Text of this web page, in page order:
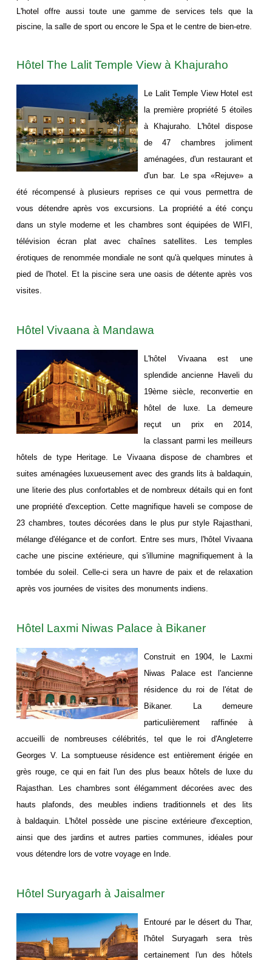
L'hotel offre aussi toute une gamme de services tels que la
piscine, la salle de sport ou encore le Spa et le centre de bien-etre.
Hôtel The Lalit Temple View à Khajuraho
Le Lalit Temple View Hotel est
la première propriété 5 étoiles
à Khajuraho. L'hôtel dispose
de 47 chambres joliment
aménagées, d'un restaurant et
d'un bar. Le spa «Rejuve» a
été récompensé à plusieurs reprises ce qui vous permettra de
vous détendre après vos excursions. La propriété a été conçu
dans un style moderne et les chambres sont équipées de WIFI,
télévision écran plat avec chaînes satellites. Les temples
érotiques de renommée mondiale ne sont qu'à quelques minutes à
pied de l'hotel. Et la piscine sera une oasis de détente après vos
visites.
Hôtel Vivaana à Mandawa
L'hôtel Vivaana est une
splendide ancienne Haveli du
19ème siècle, reconvertie en
hôtel de luxe. La demeure
reçut un prix en 2014,
la classant parmi les meilleurs
hôtels de type Heritage. Le Vivaana dispose de chambres et
suites aménagées luxueusement avec des grands lits à baldaquin,
une literie des plus confortables et de nombreux détails qui en font
une propriété d'exception. Cette magnifique haveli se compose de
23 chambres, toutes décorées dans le plus pur style Rajasthani,
mélange d'élégance et de confort. Entre ses murs, l'hôtel Vivaana
cache une piscine extérieure, qui s'illumine magnifiquement à la
tombée du soleil. Celle-ci sera un havre de paix et de relaxation
après vos journées de visites des monuments indiens.
Hôtel Laxmi Niwas Palace à Bikaner
Construit en 1904, le Laxmi
Niwas Palace est l'ancienne
résidence du roi de l'état de
Bikaner. La demeure
particulièrement raffinée à
accueilli de nombreuses célébrités, tel que le roi d'Angleterre
Georges V. La somptueuse résidence est entièrement érigée en
grès rouge, ce qui en fait l'un des plus beaux hôtels de luxe du
Rajasthan. Les chambres sont élégamment décorées avec des
hauts plafonds, des meubles indiens traditionnels et des lits
à baldaquin. L'hôtel possède une piscine extérieure d'exception,
ainsi que des jardins et autres parties communes, idéales pour
vous détendre lors de votre voyage en Inde.
Hôtel Suryagarh à Jaisalmer
Entouré par le désert du Thar,
l'hôtel Suryagarh sera très
certainement l'un des hôtels